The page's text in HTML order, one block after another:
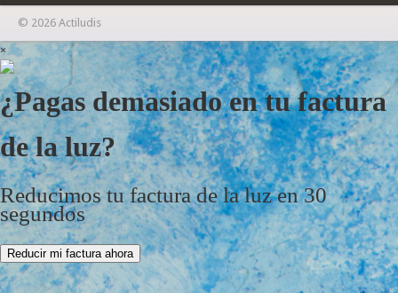
© 2026 Actiludis
×
¿Pagas demasiado en tu factura
de la luz?
Reducimos tu factura de la luz en 30
segundos
Reducir mi factura ahora